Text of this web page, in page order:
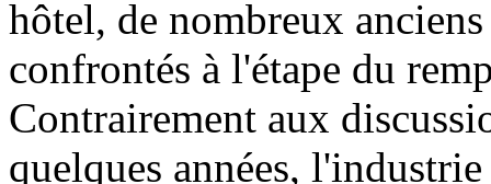
hôtel, de nombreux
confrontés à l'étape du
Contrairement aux
quelques années,